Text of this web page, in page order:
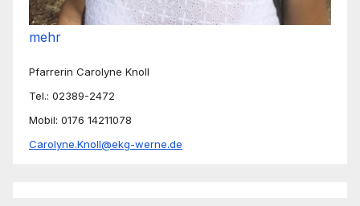
mehr
Pfarrerin Carolyne Knoll
Tel.: 02389-2472
Mobil: 0176 14211078
Carolyne.Knoll@ekg-werne.de